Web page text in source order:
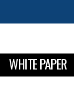
WHITE PAPER